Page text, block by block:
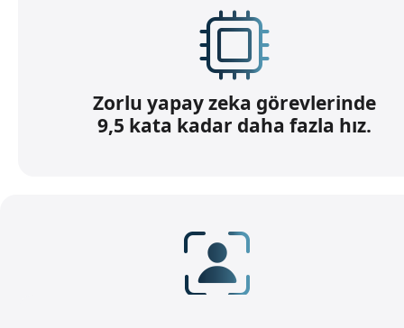
Zorlu yapay zeka görevlerinde
9,5 kata kadar daha fazla hız.